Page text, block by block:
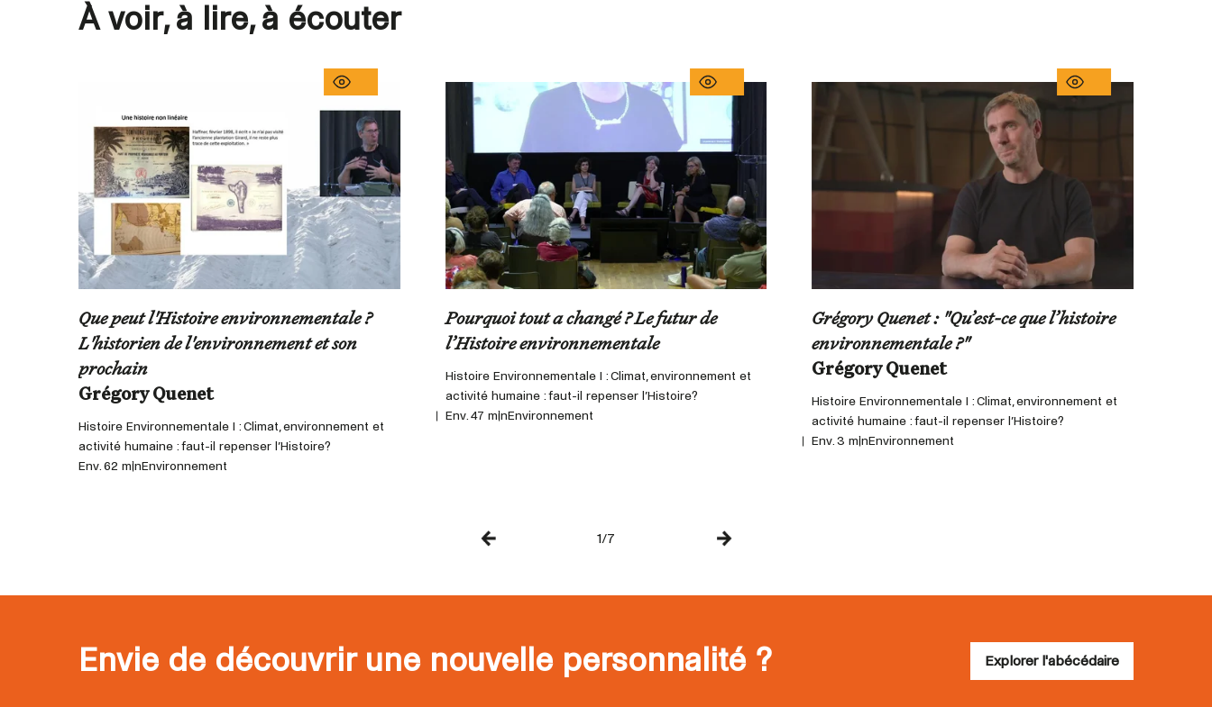
À voir, à lire, à écouter
Que peut l'Histoire environnementale ?
L'historien de l'environnement et son
prochain
Grégory Quenet
Histoire Environnementale I : Climat, environnement et
activité humaine : faut-il repenser l’Histoire?
Env. 62 minEnvironnement
Pourquoi tout a changé ? Le futur de
l’Histoire environnementale
Histoire Environnementale I : Climat, environnement et
activité humaine : faut-il repenser l’Histoire?
Env. 47 minEnvironnement
Grégory Quenet : "Qu’est-ce que l’histoire
environnementale ?"
Grégory Quenet
Histoire Environnementale I : Climat, environnement et
activité humaine : faut-il repenser l’Histoire?
Env. 3 minEnvironnement
1/7
Envie de découvrir une nouvelle personnalité ? Explorer l'abécédaire